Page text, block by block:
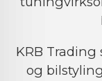
KRB
og